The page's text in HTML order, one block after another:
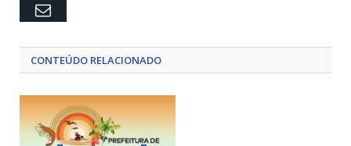
Email
CONTEÚDO RELACIONADO